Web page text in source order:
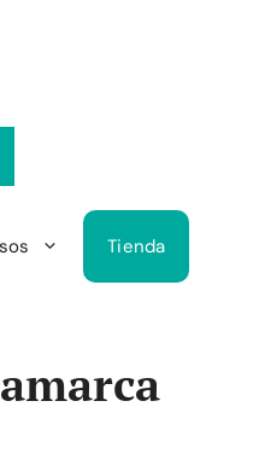
Tienda